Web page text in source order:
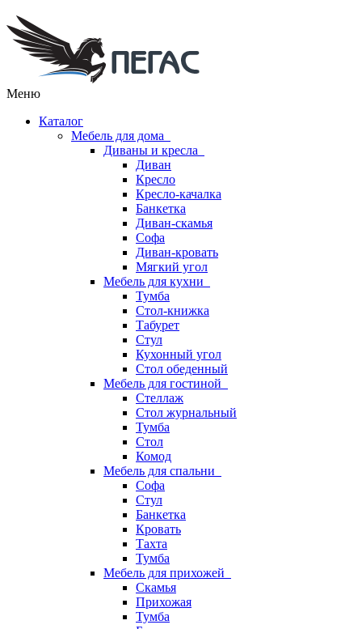
Меню
Каталог
Мебель для дома
Диваны и кресла
Диван
Кресло
Кресло-качалка
Банкетка
Диван-скамья
Софа
Диван-кровать
Мягкий угол
Мебель для кухни
Тумба
Стол-книжка
Табурет
Стул
Кухонный угол
Стол обеденный
Мебель для гостиной
Стеллаж
Стол журнальный
Тумба
Стол
Комод
Мебель для спальни
Софа
Стул
Банкетка
Кровать
Тахта
Тумба
Мебель для прихожей
Скамья
Прихожая
Тумба